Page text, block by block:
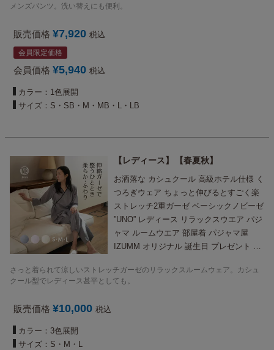
メンズパンツ。洗い替えにも便利。
販売価格 ¥7,920 税込
会員限定価格
会員価格 ¥5,940 税込
カラー：1色展開
サイズ：S・SB・M・MB・L・LB
レディース 春夏秋
お洒落な カシュクール 高級ホテル仕様 く
つろぎウェア ちょっと伸びるとすごく楽
ストレッチ2重ガーゼ ベーシックノビーゼ
”UNO” レディース リラックスウエア パジ
ャマ ルームウエア 部屋着 パジャマ屋
IZUMM オリジナル 誕生日 プレゼント に
さっと着られて涼しいストレッチガーゼのリラックスルームウェア。カシュ
クール型でレディース甚平としても。
販売価格 ¥10,000 税込
カラー：3色展開
サイズ：S・M・L